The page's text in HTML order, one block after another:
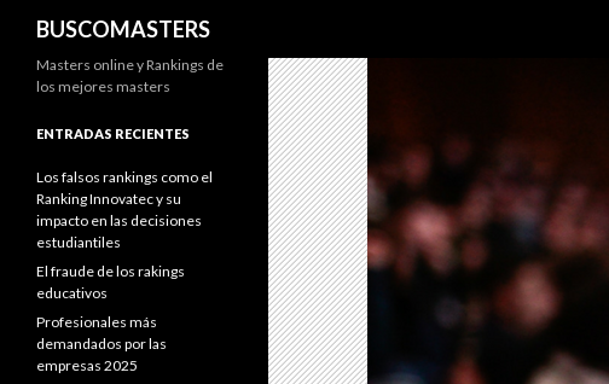
BUSCOMASTERS
Masters online y Rankings de
los mejores masters
ENTRADAS RECIENTES
Los falsos rankings como el
Ranking Innovatec y su
impacto en las decisiones
estudiantiles
El fraude de los rakings
educativos
Profesionales más
demandados por las
empresas 2025